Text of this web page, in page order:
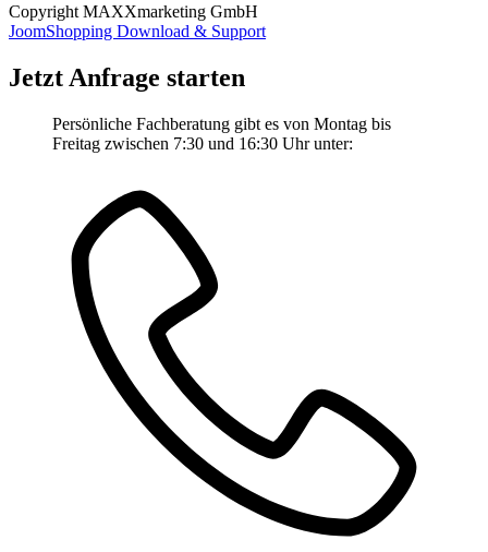
Copyright MAXXmarketing GmbH
JoomShopping Download & Support
Jetzt Anfrage starten
Persönliche Fachberatung gibt es von Montag bis
Freitag zwischen 7:30 und 16:30 Uhr unter: